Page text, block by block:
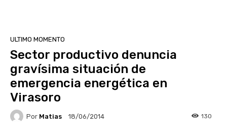
ULTIMO MOMENTO
Sector productivo denuncia
gravísima situación de
emergencia energética en
Virasoro
Por Matias 18/06/2014 130